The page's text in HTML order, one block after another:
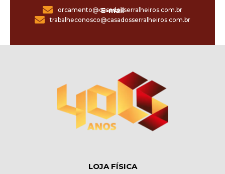
E-mail
orcamento@casadosserralheiros.com.br
trabalheconosco@casadosserralheiros.com.br
LOJA FÍSICA